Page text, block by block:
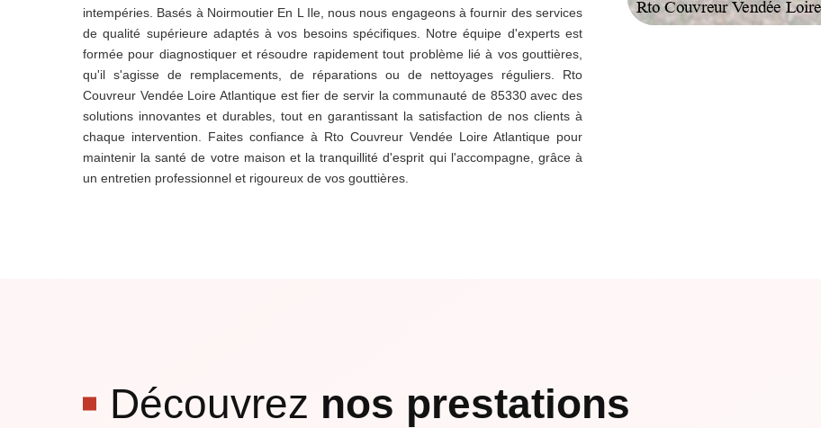
intempéries. Basés à Noirmoutier En L Ile, nous nous engageons à fournir des services
de qualité supérieure adaptés à vos besoins spécifiques. Notre équipe d'experts est
formée pour diagnostiquer et résoudre rapidement tout problème lié à vos gouttières,
qu'il s'agisse de remplacements, de réparations ou de nettoyages réguliers. Rto
Couvreur Vendée Loire Atlantique est fier de servir la communauté de 85330 avec des
solutions innovantes et durables, tout en garantissant la satisfaction de nos clients à
chaque intervention. Faites confiance à Rto Couvreur Vendée Loire Atlantique pour
maintenir la santé de votre maison et la tranquillité d'esprit qui l'accompagne, grâce à
un entretien professionnel et rigoureux de vos gouttières.
Découvrez nos prestations